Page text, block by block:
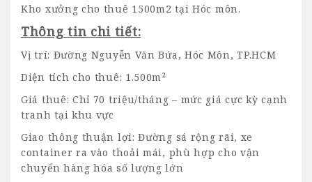
Kho xưởng cho thuê 1500m2 tại Hóc môn.
Thông tin chi tiết:
Vị trí: Đường Nguyễn Văn Bứa, Hóc Môn, TP.HCM
Diện tích cho thuê: 1.500m²
Giá thuê: Chỉ 70 triệu/tháng – mức giá cực kỳ cạnh
tranh tại khu vực
Giao thông thuận lợi: Đường sá rộng rãi, xe
container ra vào thoải mái, phù hợp cho vận
chuyển hàng hóa số lượng lớn